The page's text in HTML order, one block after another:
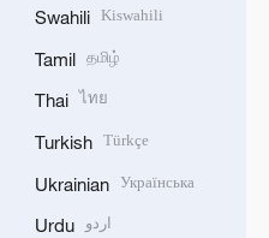
Swahili Kiswahili
Tamil தமிழ்
Thai ไทย
Turkish Türkçe
Ukrainian Українська
Urdu اردو